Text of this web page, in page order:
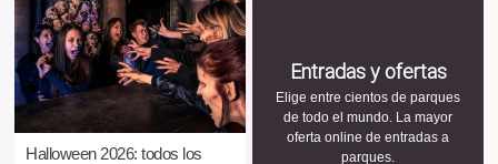
Halloween 2026: todos los
Entradas y ofertas
Elige entre cientos de parques
de todo el mundo. La mayor
oferta online de entradas a
parques.